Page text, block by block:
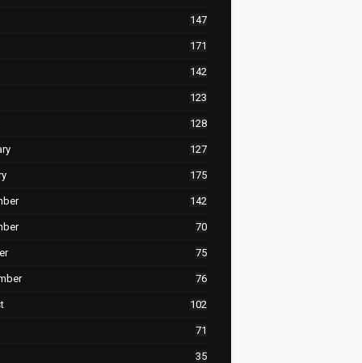
147
171
142
123
128
127
175
142
70
75
76
102
71
35